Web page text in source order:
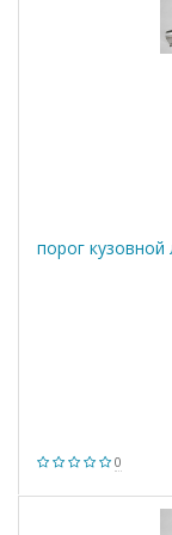
порог кузовной
0